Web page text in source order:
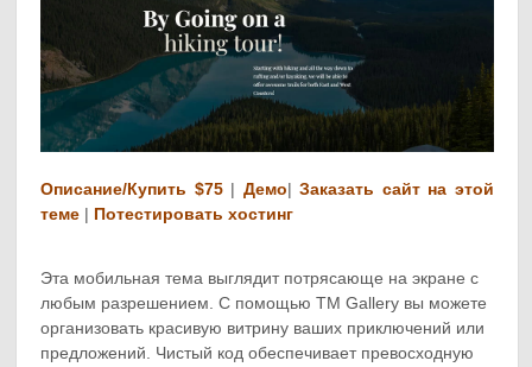
Описание/Купить $75| Демо|Заказать сайт на этой
теме | Потестировать хостинг
Эта мобильная тема выглядит потрясающе на экране с
любым разрешением. С помощью TM Gallery вы можете
организовать красивую витрину ваших приключений или
предложений. Чистый код обеспечивает превосходную